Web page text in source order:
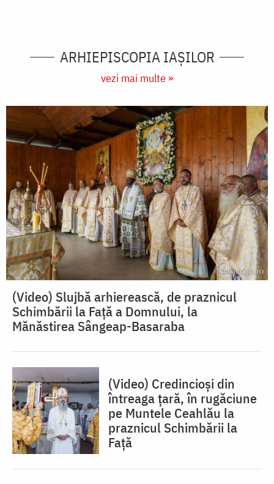
ARHIEPISCOPIA IAŞILOR
vezi mai multe »
(Video) Slujbă arhierească, de praznicul
Schimbării la Față a Domnului, la
Mănăstirea Sângeap-Basaraba
(Video) Credincioși din
întreaga țară, în rugăciune
pe Muntele Ceahlău la
praznicul Schimbării la
Față